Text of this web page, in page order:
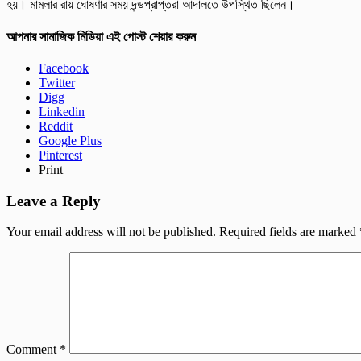
হয়। মামলার রায় ঘোষণার সময় দন্ডপ্রাপ্তরা আদালতে উপস্থিত ছিলেন।
আপনার সামাজিক মিডিয়া এই পোস্ট শেয়ার করুন
Facebook
Twitter
Digg
Linkedin
Reddit
Google Plus
Pinterest
Print
Leave a Reply
Your email address will not be published. Required fields are marked
Comment *